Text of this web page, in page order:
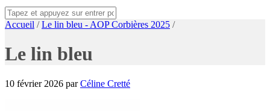
Accueil /Le lin bleu - AOP Corbières 2025 /
Le lin bleu
10 février 2026 parCéline Cretté